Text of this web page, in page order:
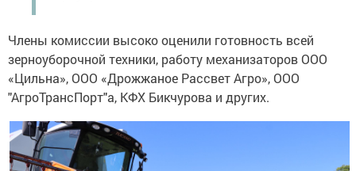
Члены комиссии высоко оценили готовность всей
зерноуборочной техники, работу механизаторов ООО
«Цильна», ООО «Дрожжаное Рассвет Агро», ООО
"АгроТрансПорт"а, КФХ Бикчурова и других.